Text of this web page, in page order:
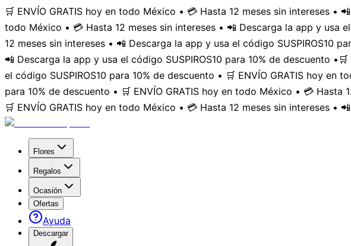
🛒 ENVÍO GRATIS hoy en todo México • 💳 Hasta 12 meses sin intereses •
todo México • 💳 Hasta 12 meses sin intereses • 📲 Descarga la app y usa
12 meses sin intereses • 📲 Descarga la app y usa el código SUSPIROS10
📲 Descarga la app y usa el código SUSPIROS10 para 10% de descuento •
el código SUSPIROS10 para 10% de descuento • 🛒 ENVÍO GRATIS hoy
para 10% de descuento • 🛒 ENVÍO GRATIS hoy en todo México • 💳
🛒 ENVÍO GRATIS hoy en todo México • 💳 Hasta 12 meses sin intereses •
Flores
Regalos
Ocasión
Ofertas
Ayuda
Descargar